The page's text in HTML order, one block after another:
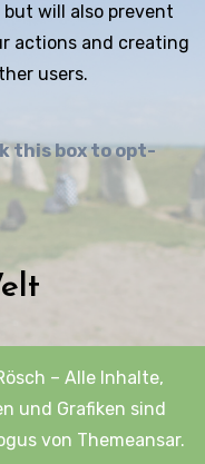
will also prevent
actions and creating
users.
this box to opt-
– Alle Inhalte,
und Grafiken sind
von Themeansar.